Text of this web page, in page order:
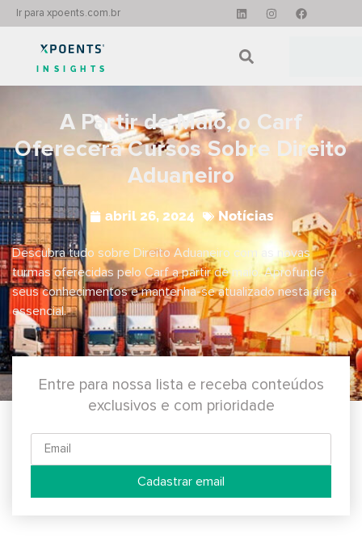
Ir para xpoents.com.br
INSIGHTS
A Partir de Maio, o Carf
Oferecerá Cursos Sobre Direito
Aduaneiro
abril 26, 2024 Notícias
Descubra tudo sobre Direito Aduaneiro com as novas
turmas oferecidas pelo Carf a partir de maio. Aprofunde
seus conhecimentos e mantenha-se atualizado nesta área
essencial.
Entre para nossa lista e receba conteúdos
exclusivos e com prioridade
Cadastrar email